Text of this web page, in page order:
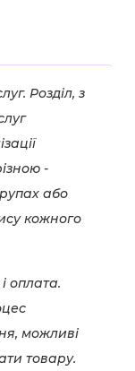
Розділ, з
-
або
кожного
оплата.
можливі
товару.